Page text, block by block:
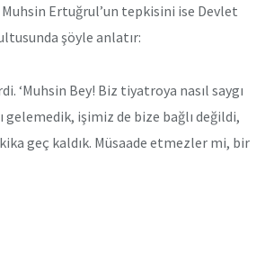
Ertuğrul’un tepkisini ise Devlet
şöyle anlatır:
‘Muhsin Bey! Biz tiyatroya nasıl saygı
işimiz de bize bağlı değildi,
geç kaldık. Müsaade etmezler mi, bir